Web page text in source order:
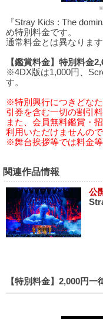
『Stray Kids : The
め特別料金です。
通常料金とは異なりま
【鑑賞料金】特別料金
※4DX版は1,000円、
す。
※特別興行につきどな
引券を含む一切の割引
また、会員無料鑑賞・
利用いただけませんの
※舞台挨拶等では料金
関連作品情報
公
【特別料金】2,000円